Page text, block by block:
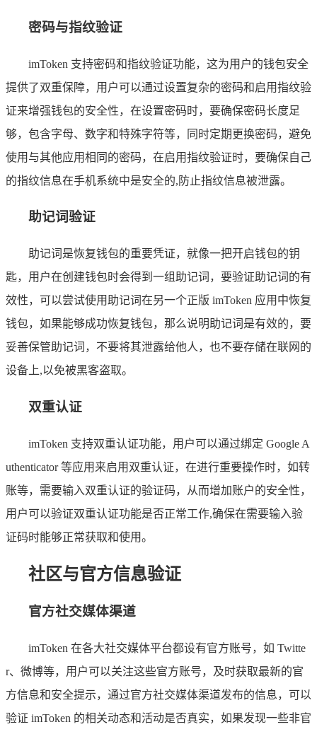
密码与指纹验证
imToken 支持密码和指纹验证功能，这为用户的钱包安全
提供了双重保障，用户可以通过设置复杂的密码和启用指纹验
证来增强钱包的安全性，在设置密码时，要确保密码长度足
够，包含字母、数字和特殊字符等，同时定期更换密码，避免
使用与其他应用相同的密码，在启用指纹验证时，要确保自己
的指纹信息在手机系统中是安全的,防止指纹信息被泄露。
助记词验证
助记词是恢复钱包的重要凭证，就像一把开启钱包的钥
匙，用户在创建钱包时会得到一组助记词，要验证助记词的有
效性，可以尝试使用助记词在另一个正版 imToken 应用中恢复
钱包，如果能够成功恢复钱包，那么说明助记词是有效的，要
妥善保管助记词，不要将其泄露给他人，也不要存储在联网的
设备上,以免被黑客盗取。
双重认证
imToken 支持双重认证功能，用户可以通过绑定 Google A
uthenticator 等应用来启用双重认证，在进行重要操作时，如转
账等，需要输入双重认证的验证码，从而增加账户的安全性，
用户可以验证双重认证功能是否正常工作,确保在需要输入验
证码时能够正常获取和使用。
社区与官方信息验证
官方社交媒体渠道
imToken 在各大社交媒体平台都设有官方账号，如 Twitte
r、微博等，用户可以关注这些官方账号，及时获取最新的官
方信息和安全提示，通过官方社交媒体渠道发布的信息，可以
验证 imToken 的相关动态和活动是否真实，如果发现一些非官